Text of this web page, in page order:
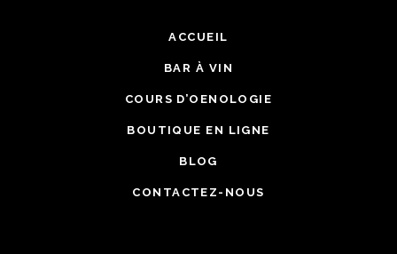
ACCUEIL
BAR À VIN
COURS D’OENOLOGIE
BOUTIQUE EN LIGNE
BLOG
CONTACTEZ-NOUS